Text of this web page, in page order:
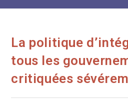
La politique
tous les
critiquées